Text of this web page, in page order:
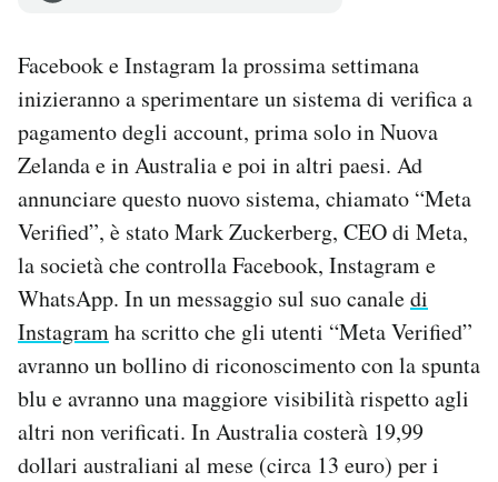
AREA PERSONALE
Area Personale
Newsletter
Notifiche mobile
Esci
Facebook e Instagram la prossima settimana
inizieranno a sperimentare un sistema di verifica a
pagamento degli account, prima solo in Nuova
Zelanda e in Australia e poi in altri paesi. Ad
annunciare questo nuovo sistema, chiamato “Meta
Verified”, è stato Mark Zuckerberg, CEO di Meta,
la società che controlla Facebook, Instagram e
WhatsApp. In un messaggio sul suo canaledi
Instagramha scritto che gli utenti “Meta Verified”
avranno un bollino di riconoscimento con la spunta
blu e avranno una maggiore visibilità rispetto agli
altri non verificati. In Australia costerà 19,99
dollari australiani al mese (circa 13 euro) per i